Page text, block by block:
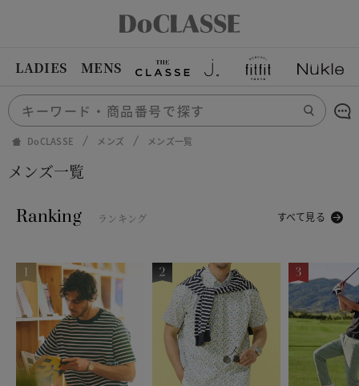
LADIES MENS
DoCLASSE メンズ メンズ一覧
メンズ一覧
Ranking ランキング すべて見る